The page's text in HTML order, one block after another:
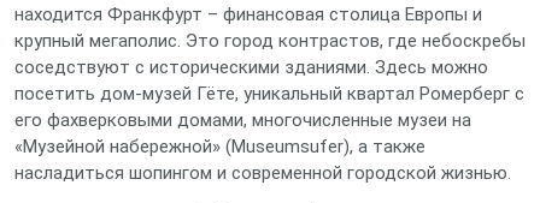
находится Франкфурт – финансовая столица Европы и
крупный мегаполис. Это город контрастов, где небоскребы
соседствуют с историческими зданиями. Здесь можно
посетить дом-музей Гёте, уникальный квартал Ромерберг с
его фахверковыми домами, многочисленные музеи на
«Музейной набережной» (Museumsufer), а также
насладиться шопингом и современной городской жизнью.